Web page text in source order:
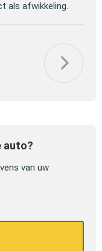
als afwikkeling.
auto?
van uw